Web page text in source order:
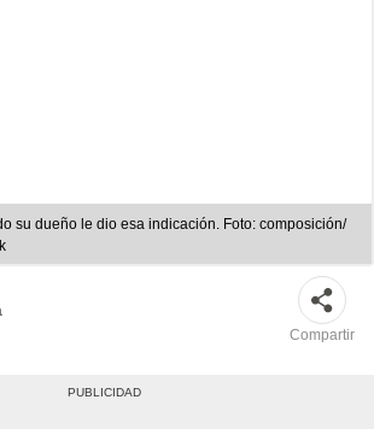
su dueño le dio esa indicación. Foto: composición/
Compartir